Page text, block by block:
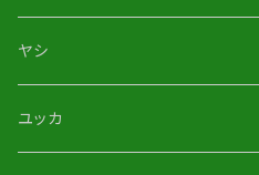
ヤシ
ユッカ